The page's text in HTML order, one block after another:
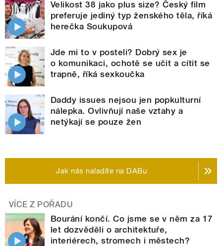
Velikost 38 jako plus size? Český film
preferuje jediný typ ženského těla, říká
herečka Soukupová
Jde mi to v posteli? Dobrý sex je
o komunikaci, ochotě se učit a cítit se
trapně, říká sexkoučka
Daddy issues nejsou jen popkulturní
nálepka. Ovlivňují naše vztahy a
netýkají se pouze žen
Jak nás naladíte na DABu
VÍCE Z POŘADU
Bourání končí. Co jsme se v něm za 17
let dozvěděli o architektuře,
interiérech, stromech i městech?